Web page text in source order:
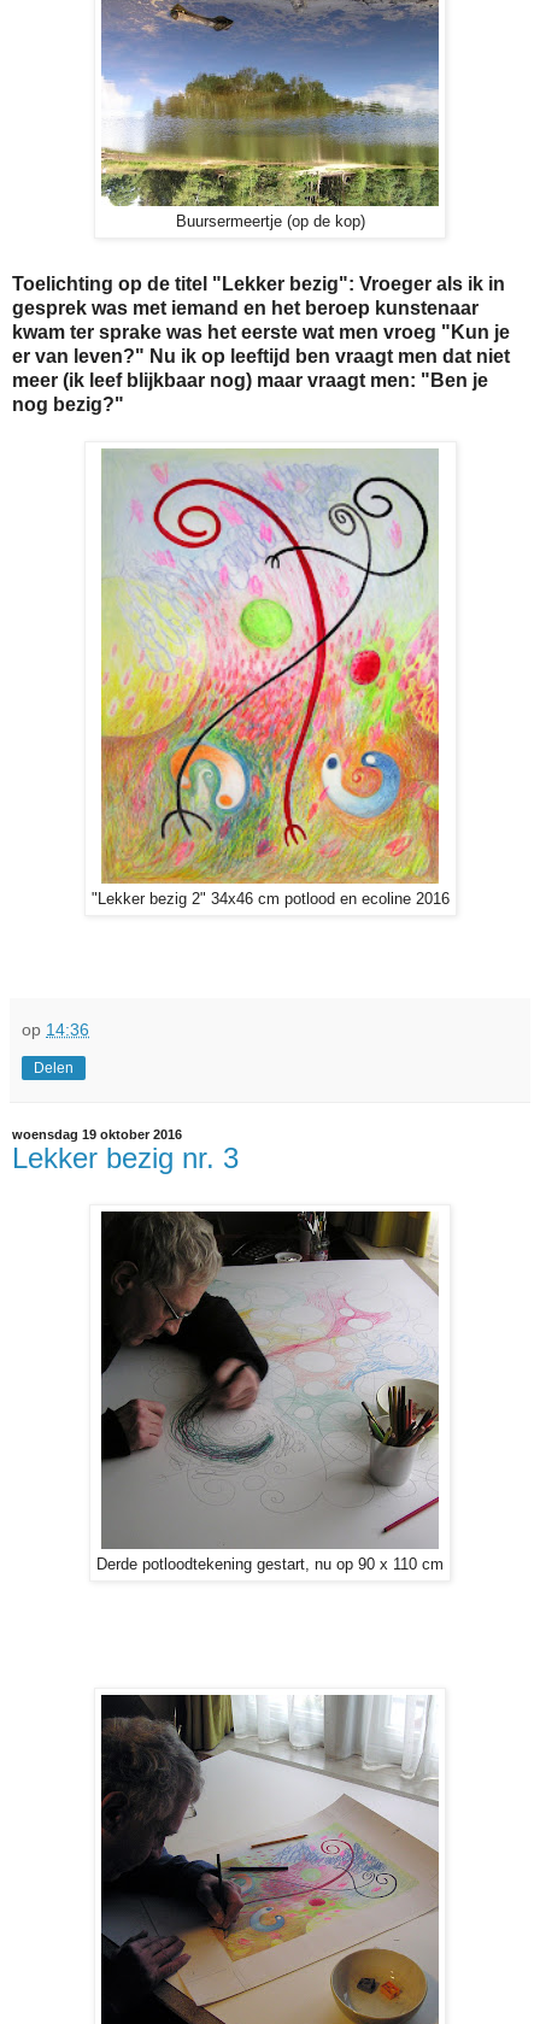
Buursermeertje (op de kop)
Toelichting op de titel "Lekker bezig": Vroeger als ik in
gesprek was met iemand en het beroep kunstenaar
kwam ter sprake was het eerste wat men vroeg "Kun je
er van leven?" Nu ik op leeftijd ben vraagt men dat niet
meer (ik leef blijkbaar nog) maar vraagt men: "Ben je
nog bezig?"
"Lekker bezig 2" 34x46 cm potlood en ecoline 2016
op 14:36
Delen
woensdag 19 oktober 2016
Lekker bezig nr. 3
Derde potloodtekening gestart, nu op 90 x 110 cm